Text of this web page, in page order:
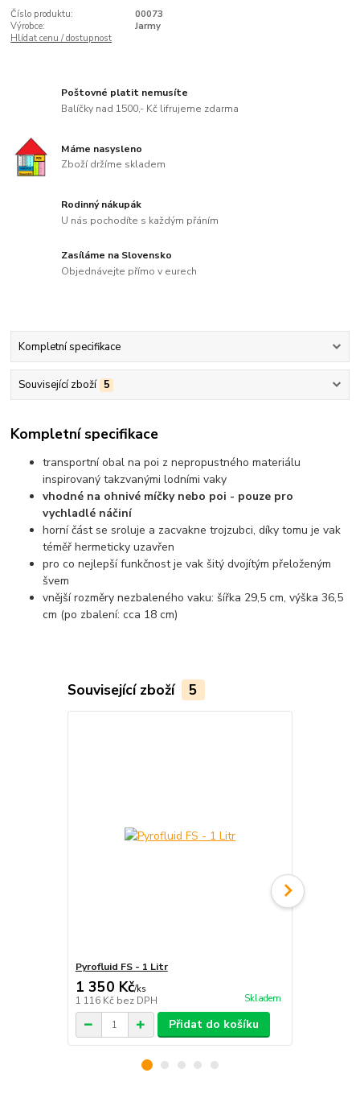
Číslo produktu:
00073
Výrobce:
Jarmy
Hlídat cenu / dostupnost
Poštovné platit nemusíte
Balíčky nad 1500,- Kč lifrujeme zdarma
Máme nasysleno
Zboží držíme skladem
Rodinný nákupák
U nás pochodíte s každým přáním
Zasíláme na Slovensko
Objednávejte přímo v eurech
Kompletní specifikace
Související zboží 5
Kompletní specifikace
transportní obal na poi z nepropustného materiálu
inspirovaný takzvanými lodními vaky
vhodné na ohnivé míčky nebo poi - pouze pro
vychladlé náčiní
horní část se sroluje a zacvakne trojzubci, díky tomu je vak
téměř hermeticky uzavřen
pro co nejlepší funkčnost je vak šitý dvojítým přeloženým
švem
vnější rozměry nezbaleného vaku: šířka 29,5 cm, výška 36,5
cm (po zbalení: cca 18 cm)
Související zboží 5
Pyrofluid FS - 1 Litr
1 350 Kč/ks
1 116 Kč bez DPH Skladem
Přidat do košíku